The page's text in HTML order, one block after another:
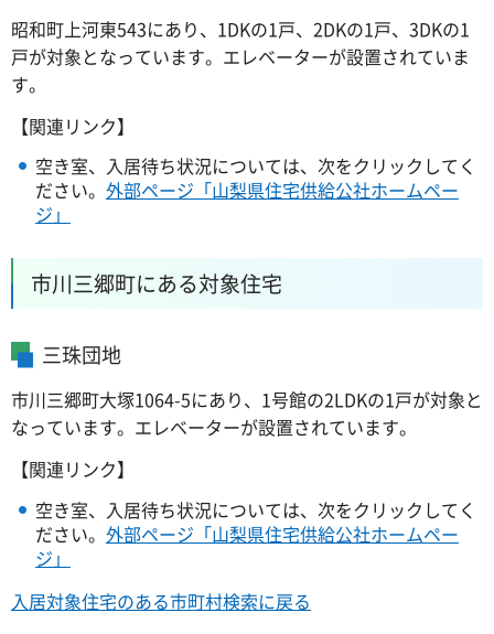
昭和町上河東543にあり、1DKの1戸、2DKの1戸、3DKの1
戸が対象となっています。エレベーターが設置されていま
す。
【関連リンク】
空き室、入居待ち状況については、次をクリックしてく
ださい。 外部ページ「山梨県住宅供給公社ホームペー
ジ」
市川三郷町にある対象住宅
三珠団地
市川三郷町大塚1064-5にあり、1号館の2LDKの1戸が対象と
なっています。エレベーターが設置されています。
【関連リンク】
空き室、入居待ち状況については、次をクリックしてく
ださい。 外部ページ「山梨県住宅供給公社ホームペー
ジ」
入居対象住宅のある市町村検索に戻る